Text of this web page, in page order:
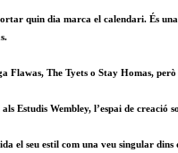
quin dia marca el calendari. És
Flawas, The Tyets o Stay Homas,
Estudis Wembley, l’espai de
el seu estil com una veu singular